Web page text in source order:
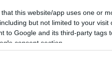
that this website/app uses one or
but not limited to your
to Google and its third-party tags
consent section.